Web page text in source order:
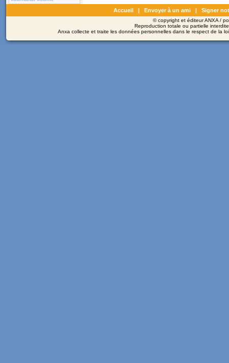
Accueil | Envoyer à un ami | Signer
© copyright et éditeur ANXA /
Reproduction totale ou partielle
Anxa collecte et traite les données personnelles dans le respect de la